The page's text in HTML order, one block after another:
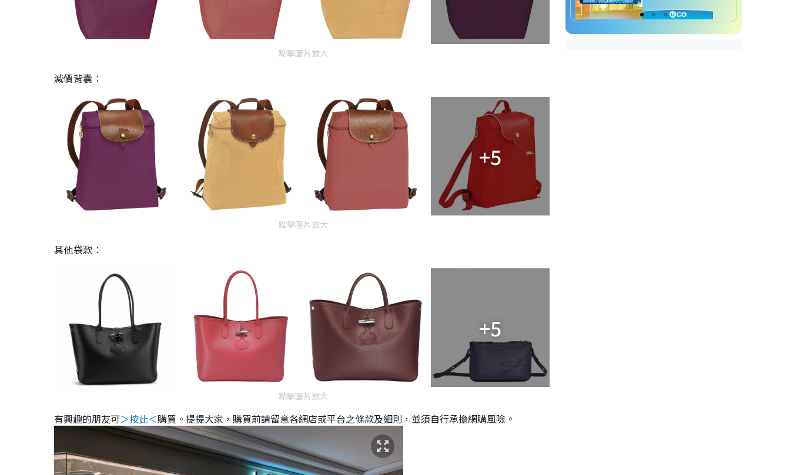
點擊圖片放大
減價背囊：
+5
點擊圖片放大
其他袋款：
+5
點擊圖片放大
有興趣的朋友可＞按此＜購買。提提大家，購買前請留意各網店或平台之條款及細則，並須自行承擔網購風險。